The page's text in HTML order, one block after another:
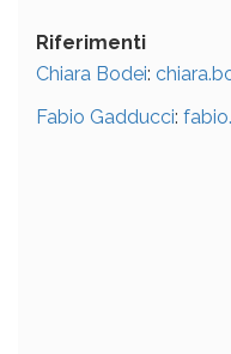
Riferimenti
Chiara Bodei:
Fabio Gadducci: